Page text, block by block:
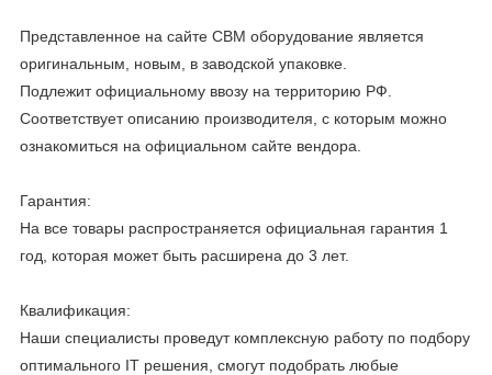
Представленное на сайте CBM оборудование является
оригинальным, новым, в заводской упаковке.
Подлежит официальному ввозу на территорию РФ.
Соответствует описанию производителя, с которым можно
ознакомиться на официальном сайте вендора.
Гарантия:
На все товары распространяется официальная гарантия 1
год, которая может быть расширена до 3 лет.
Квалификация:
Наши специалисты проведут комплексную работу по подбору
оптимального IT решения, смогут подобрать любые